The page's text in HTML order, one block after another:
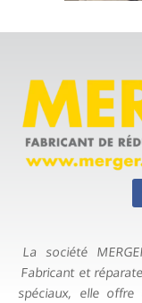
La société
Fabricant et
spéciaux, elle